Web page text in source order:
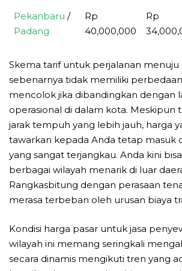
Pekanbaru /
Padang
Rp
40,000,000
Rp
Skema tarif untuk perjalanan menuju
sebenarnya tidak memiliki
mencolok jika dibandingkan dengan
operasional di dalam kota. Meskipun
jarak tempuh yang lebih jauh, harga
tawarkan kepada Anda tetap masuk
yang sangat terjangkau. Anda kini
berbagai wilayah menarik di luar
Rangkasbitung dengan perasaan
merasa terbeban oleh urusan biaya
Kondisi harga pasar untuk jasa
wilayah ini memang seringkali
secara dinamis mengikuti tren yang